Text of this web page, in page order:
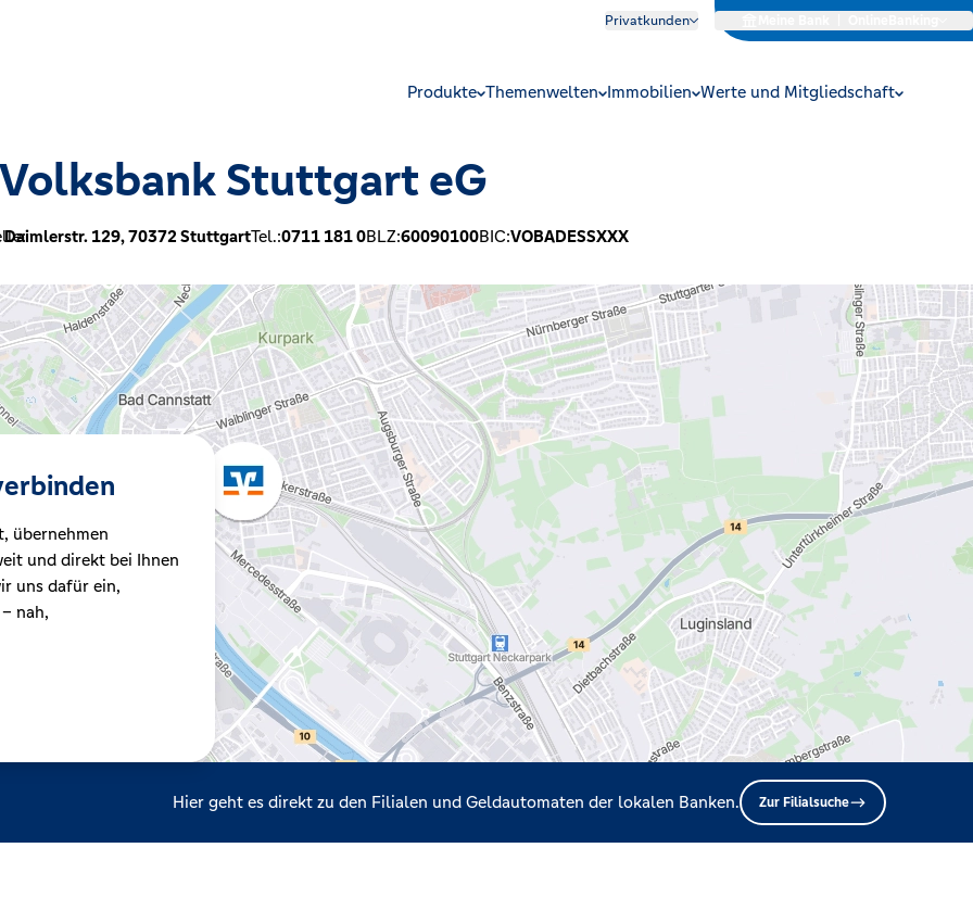
Privatkunden
Produkte Themenwelten Immobilien Werte und Mitgliedschaft
Volksbank Stuttgart eG
Daimlerstr. 129,70372 StuttgartTel.:0711 181 0BLZ:60090100BIC:VOBADESSXXX
übernehmen
und direkt bei Ihnen
uns dafür ein,
nah,
Hier geht es direkt zu den Filialen und Geldautomaten der lokalen Banken. Zur Filialsuche